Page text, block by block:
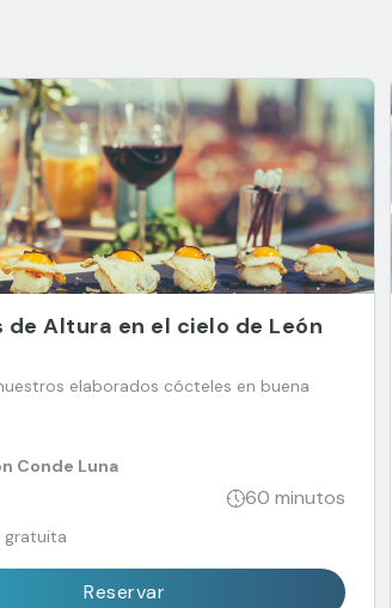
de Altura en el cielo de León
elaborados cócteles en buena
Conde Luna
60 minutos
gratuita
Reservar